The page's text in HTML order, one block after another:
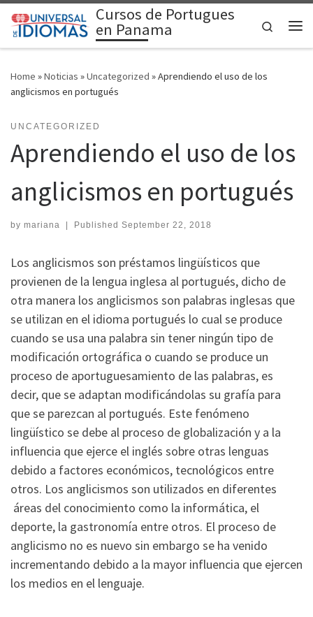
Skip to content Cursos de Portugues
en Panama
Search
Home »Noticias »Uncategorized »Aprendiendo el uso de los
anglicismos en portugués
UNCATEGORIZED
Aprendiendo el uso de los
anglicismos en portugués
by mariana Published September 22, 2018
Los anglicismos son préstamos lingüísticos que
provienen de la lengua inglesa al portugués, dicho de
otra manera los anglicismos son palabras inglesas que
se utilizan en el idioma portugués lo cual se produce
cuando se usa una palabra sin tener ningún tipo de
modificación ortográfica o cuando se produce un
proceso de aportuguesamiento de las palabras, es
decir, que se adaptan modificándolas su grafía para
que se parezcan al portugués. Este fenómeno
lingüístico se debe al proceso de globalización y a la
influencia que ejerce el inglés sobre otras lenguas
debido a factores económicos, tecnológicos entre
otros. Los anglicismos son utilizados en diferentes
áreas del conocimiento como la informática, el
deporte, la gastronomía entre otros. El proceso de
anglicismo no es nuevo sin embargo se ha venido
incrementando debido a la mayor influencia que ejercen
los medios en el lenguaje.